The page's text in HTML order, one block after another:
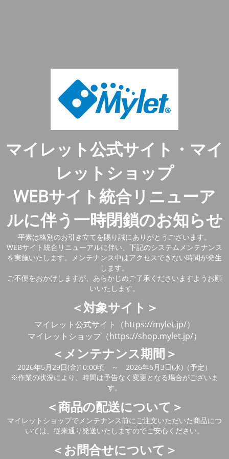
マイレット公式サイト・マイ
レットショップ
WEBサイト統合リニューア
ルに伴う一時閉鎖のお知らせ
平素は格別のお引き立てを賜り誠にありがとうございます。
WEBサイト統合リニューアルに伴い、下記のシステムメンテナンス
を実施いたします。メンテナンス中はアクセスできない時間が発生
します。
ご不便をおかけしますが、あらかじめご了承くださいますようお願
いいたします。
＜対象サイト＞
マイレット公式サイト（https://mylet.jp/）
マイレットショップ（https://shop.mylet.jp/）
＜メンテナンス期間＞
2026年5月29日(金)10:00頃 ～ 2026年6月3日(水)（予定）
※作業の状況により、時間は予告なく変更となる場合がございま
す。
＜商品の配送について＞
マイレットショップでメンテナンス前にご注文いただいた商品につ
いては、従来通り発送いたしますのでご安心ください。
＜お問合せについて＞